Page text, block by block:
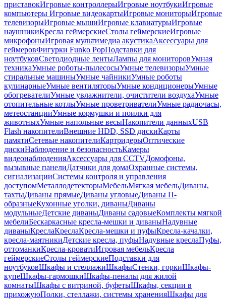
приставокИгровые контроллерыИгровые ноутбукиИгровые
компьютеры Игровые видеокартыИгровые мониторыИгровые
телевизорыИгровые мышиИгровые клавиатурыИгровые
наушникиКресла геймерскиеСтолы геймерскиеИгровые
микрофоныИгровая мультимедиа акустикаАксессуары для
геймеровФигурки Funko PopПодставки для
ноутбуковСветодиодные лентыЛампы для мониторовУмная
техникаУмные роботы-пылесосыУмные телевизорыУмные
стиральные машиныУмные чайникиУмные роботы
кулинарныеУмные вентиляторыУмные кондиционерыУмные
обогревателиУмные увлажнители, очистители воздухаУмные
отопительные котлыУмные проветривателиУмные радиочасы,
метеостанцииУмные кормушки и поилки для
животныхУмные напольные весыНакопители данныхUSB
Flash накопителиВнешние HDD, SSD дискиКарты
памятиСетевые накопителиКартридерыОптические
дискиНаблюдение и безопасностьКамеры
видеонаблюденияАксессуары для CCTVДомофоны,
вызывные панелиДатчики для домаОхранные системы,
сигнализацииСистемы контроля и управления
доступомМеталлодетекторыМебельМягкая мебельДиваны,
тахтыДиваны прямыеДиваны угловыеДиваны П-
образныеКухонные уголки, диваныДиваны
модульныеДетские диваныДиваны садовыеКомплекты мягкой
мебелиБескаркасные кресла-мешки и диваныНадувные
диваныКреслаКреслаКресла-мешки и пуфыКресла-качалки,
кресла-маятникиДетские кресла, пуфыНадувные креслаПуфы,
оттоманкиКресла-кроватиИгровая мебельКресла
геймерскиеСтолы геймерскиеПодставки для
ноутбуковШкафы и стеллажиШкафыСтенки, горкиШкафы-
купеШкафы-гармошкиШкафы-пеналы для жилой
комнатыШкафы с витриной, буфетыШкафы, секции в
прихожуюПолки, стеллажи, системы храненияШкафы для